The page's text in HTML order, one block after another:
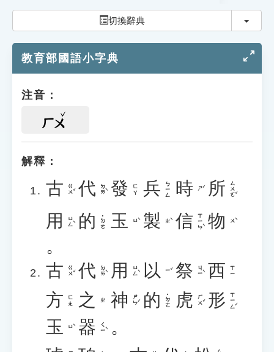
貓頭鷹博士
切換辭典 切換
教育部國語小字典
注音：
ㄏㄨ
解釋：
古 ㄍㄨˇ 代 ㄉㄞˋ 發 ㄈㄚ 兵 ㄅㄧㄥ 時 ㄕˊ 所 ㄙㄨㄛˇ
用 ㄩㄥˋ 的 ˙ㄉㄜ 玉 ㄩˋ 製 ㄓˋ 信 ㄒㄧㄣˋ 物 ㄨˋ
。
古 ㄍㄨˇ 代 ㄉㄞˋ 用 ㄩㄥˋ 以 ㄧˇ 祭 ㄐㄧˋ 西 ㄒㄧ
方 ㄈㄤ 之 ㄓ 神 ㄕㄣˊ 的 ˙ㄉㄜ 虎 ㄏㄨˇ 形 ㄒㄧㄥˊ
玉 ㄩˋ 器 ㄑㄧˋ 。